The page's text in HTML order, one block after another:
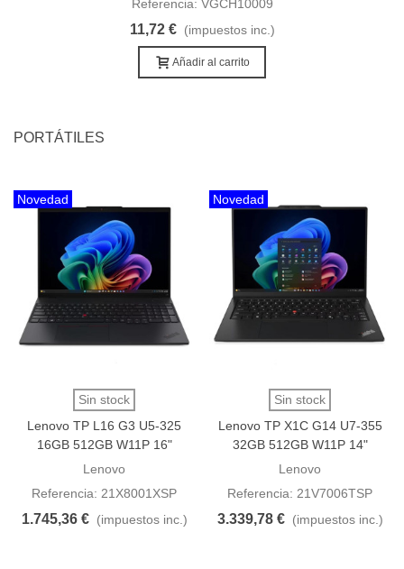
Referencia: VGCH10009
11,72 € (impuestos inc.)
Añadir al carrito
PORTÁTILES
Novedad
Sin stock
Lenovo TP L16 G3 U5-325
16GB 512GB W11P 16"
Lenovo
Referencia: 21X8001XSP
1.745,36 € (impuestos inc.)
Novedad
Sin stock
Lenovo TP X1C G14 U7-355
32GB 512GB W11P 14"
Lenovo
Referencia: 21V7006TSP
3.339,78 € (impuestos inc.)